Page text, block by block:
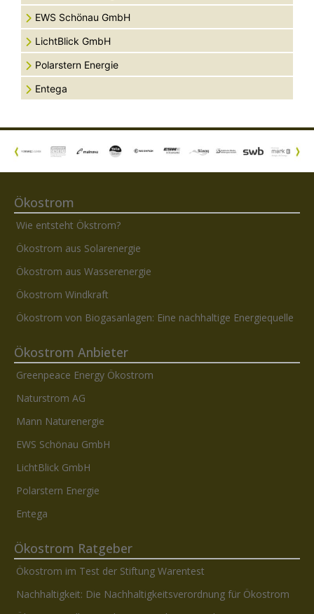
EWS Schönau GmbH
LichtBlick GmbH
Polarstern Energie
Entega
Ökostrom
Wie entsteht Ökstrom?
Ökostrom aus Solarenergie
Ökostrom aus Wasserenergie
Ökostrom Windkraft
Ökostrom von Biogasanlagen: Eine nachhaltige Energiequelle
Ökostrom Anbieter
Greenpeace Energy Ökostrom
Naturstrom AG
Mann Naturenergie
EWS Schönau GmbH
LichtBlick GmbH
Polarstern Energie
Entega
Ökostrom Ratgeber
Ökostrom im Test der Stiftung Warentest
Nachhaltigkeit: Die Nachhaltigkeitsverordnung für Ökostrom